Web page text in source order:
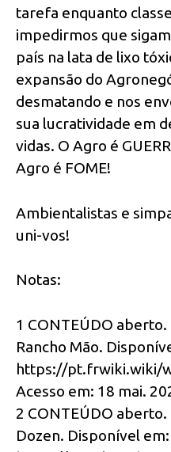
tarefa enquanto
impedirmos que
país na lata de lixo
expansão do
desmatando e nos
sua lucratividade em
vidas. O Agro é
Agro é FOME!
Ambientalistas e
uni-vos!
Notas:
1 CONTEÚDO
Rancho Mão.
https://pt.frwiki.wiki/
Acesso em: 18 mai.
2 CONTEÚDO
Dozen. Disponível em: